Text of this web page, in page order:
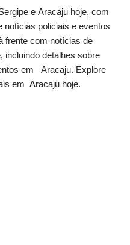
e Aracaju hoje, com
notícias policiais e eventos
frente com notícias de
incluindo detalhes sobre
em Aracaju. Explore
em Aracaju hoje.